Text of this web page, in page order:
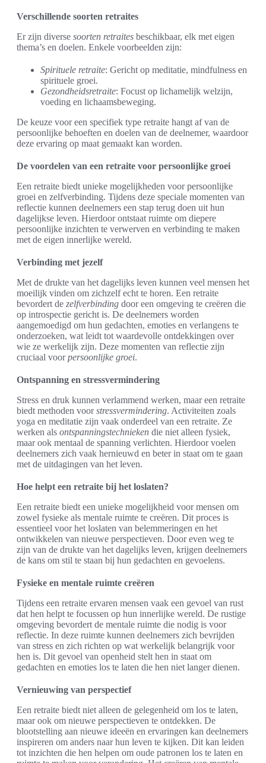
Verschillende soorten retraites
Er zijn diverse soorten retraites beschikbaar, elk met eigen
thema’s en doelen. Enkele voorbeelden zijn:
Spirituele retraite: Gericht op meditatie, mindfulness en
spirituele groei.
Gezondheidsretraite: Focust op lichamelijk welzijn,
voeding en lichaamsbeweging.
De keuze voor een specifiek type retraite hangt af van de
persoonlijke behoeften en doelen van de deelnemer, waardoor
deze ervaring op maat gemaakt kan worden.
De voordelen van een retraite voor persoonlijke groei
Een retraite biedt unieke mogelijkheden voor persoonlijke
groei en zelfverbinding. Tijdens deze speciale momenten van
reflectie kunnen deelnemers een stap terug doen uit hun
dagelijkse leven. Hierdoor ontstaat ruimte om diepere
persoonlijke inzichten te verwerven en verbinding te maken
met de eigen innerlijke wereld.
Verbinding met jezelf
Met de drukte van het dagelijks leven kunnen veel mensen het
moeilijk vinden om zichzelf echt te horen. Een retraite
bevordert de zelfverbinding door een omgeving te creëren die
op introspectie gericht is. De deelnemers worden
aangemoedigd om hun gedachten, emoties en verlangens te
onderzoeken, wat leidt tot waardevolle ontdekkingen over
wie ze werkelijk zijn. Deze momenten van reflectie zijn
cruciaal voorpersoonlijke groei.
Ontspanning en stressvermindering
Stress en druk kunnen verlammend werken, maar een retraite
biedt methoden voorstressvermindering. Activiteiten zoals
yoga en meditatie zijn vaak onderdeel van een retraite. Ze
werken als ontspanningstechnieken die niet alleen fysiek,
maar ook mentaal de spanning verlichten. Hierdoor voelen
deelnemers zich vaak hernieuwd en beter in staat om te gaan
met de uitdagingen van het leven.
Hoe helpt een retraite bij het loslaten?
Een retraite biedt een unieke mogelijkheid voor mensen om
zowel fysieke als mentale ruimte te creëren. Dit proces is
essentieel voor het loslaten van belemmeringen en het
ontwikkelen van nieuwe perspectieven. Door even weg te
zijn van de drukte van het dagelijks leven, krijgen deelnemers
de kans om stil te staan bij hun gedachten en gevoelens.
Fysieke en mentale ruimte creëren
Tijdens een retraite ervaren mensen vaak een gevoel van rust
dat hen helpt te focussen op hun innerlijke wereld. De rustige
omgeving bevordert de mentale ruimte die nodig is voor
reflectie. In deze ruimte kunnen deelnemers zich bevrijden
van stress en zich richten op wat werkelijk belangrijk voor
hen is. Dit gevoel van openheid stelt hen in staat om
gedachten en emoties los te laten die hen niet langer dienen.
Vernieuwing van perspectief
Een retraite biedt niet alleen de gelegenheid om los te laten,
maar ook om nieuwe perspectieven te ontdekken. De
blootstelling aan nieuwe ideeën en ervaringen kan deelnemers
inspireren om anders naar hun leven te kijken. Dit kan leiden
tot inzichten die hen helpen om oude patronen los te laten en